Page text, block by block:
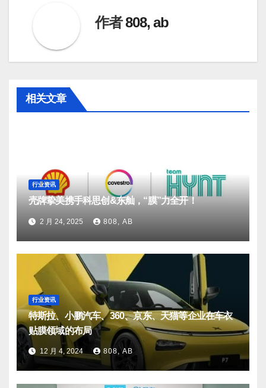
作者808, ab
相关文章
行业资讯
壳牌挚美携手科思创&东舢，“膜”力全开！
2 月 24, 2025 808, AB
行业资讯
特斯拉、小鹏汽车、360、京东、天猫等企业在车衣
贴膜领域的布局
12 月 4, 2024 808, AB